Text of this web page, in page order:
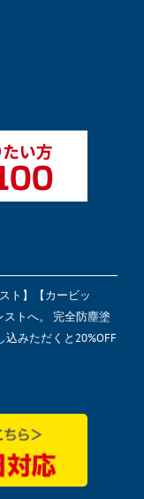
ト】【カービッ
トへ。 完全防塵塗
みただくと20%OFF